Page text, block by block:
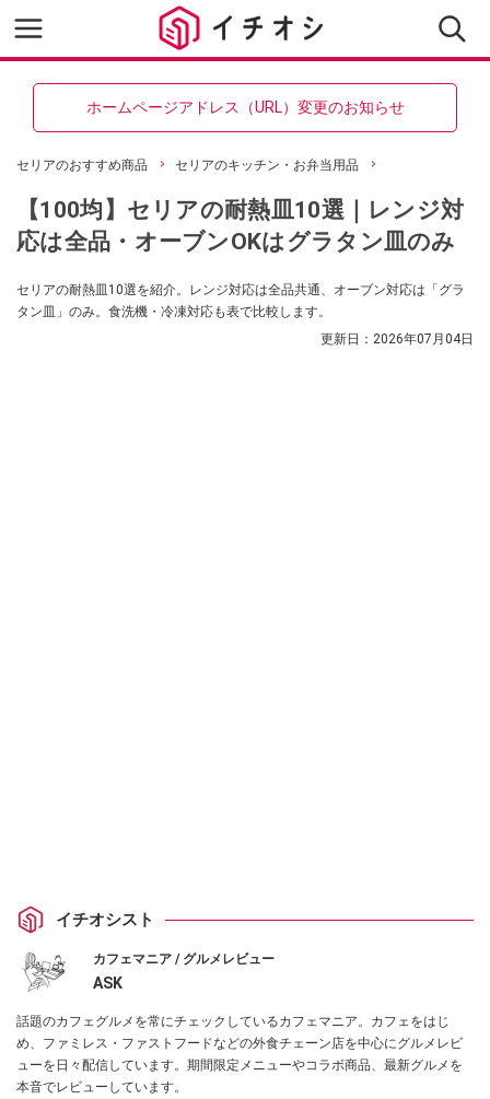
ホームページアドレス（URL）変更のお知らせ
セリアのおすすめ商品 セリアのキッチン・お弁当用品
【100均】セリアの耐熱皿10選｜レンジ対
応は全品・オーブンOKはグラタン皿のみ
セリアの耐熱皿10選を紹介。レンジ対応は全品共通、オーブン対応は「グラ
タン皿」のみ。食洗機・冷凍対応も表で比較します。
更新日： 2026年07月04日
イチオシスト
カフェマニア / グルメレビュー
ASK
話題のカフェグルメを常にチェックしているカフェマニア。カフェをはじ
め、ファミレス・ファストフードなどの外食チェーン店を中心にグルメレビ
ューを日々配信しています。期間限定メニューやコラボ商品、最新グルメを
本音でレビューしています。